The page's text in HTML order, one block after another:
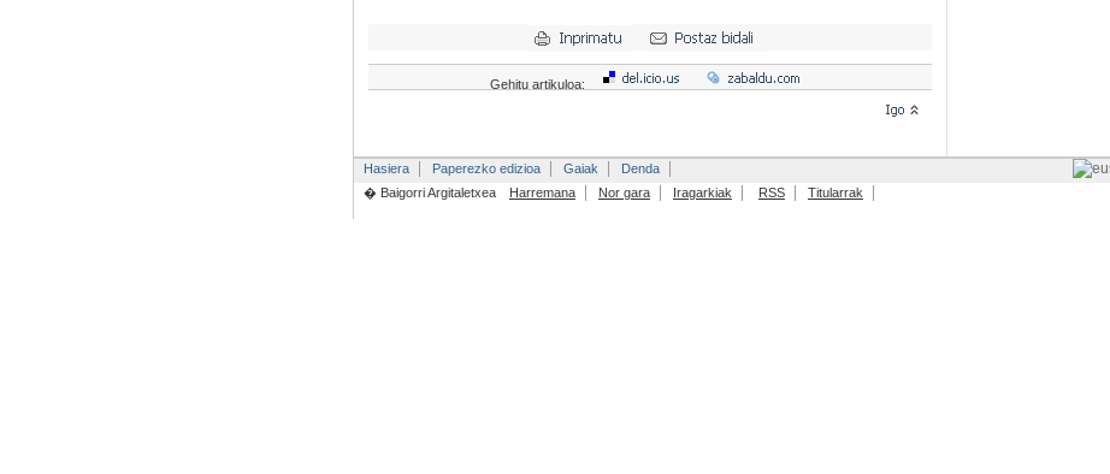
Gehitu artikuloa:
Hasiera Paperezko edizioa Gaiak
Denda
� Baigorri Argitaletxea
Harremana Nor gara Iragarkiak RSS Titularrak